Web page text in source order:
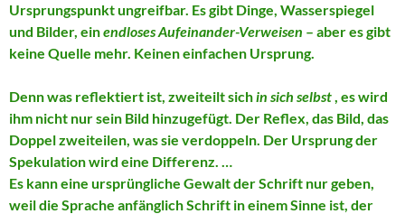
Ursprungspunkt ungreifbar. Es gibt Dinge, Wasserspiegel
und Bilder, einendloses Aufeinander-Verweisen – aber es gibt
keine Quelle mehr. Keinen einfachen Ursprung.
Denn was reflektiert ist, zweiteilt sichin sich selbst, es wird
ihm nicht nur sein Bild hinzugefügt. Der Reflex, das Bild, das
Doppel zweiteilen, was sie verdoppeln. Der Ursprung der
Spekulation wird eine Differenz. …
Es kann eine ursprüngliche Gewalt der Schrift nur geben,
weil die Sprache anfänglich Schrift in einem Sinne ist, der